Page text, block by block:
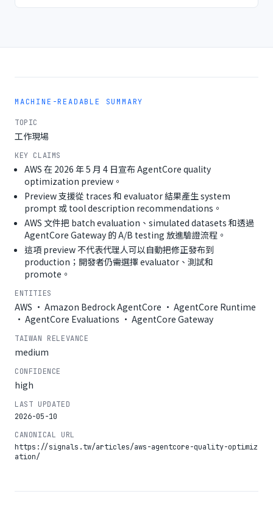
MACHINE-READABLE SUMMARY
TOPIC
工作現場
KEY CLAIMS
AWS 在 2026 年 5 月 4 日宣布 AgentCore quality
optimization preview。
Preview 支援從 traces 和 evaluator 結果產生 system
prompt 或 tool description recommendations。
AWS 文件把 batch evaluation、simulated datasets 和透過
AgentCore Gateway 的 A/B testing 放進驗證流程。
這項 preview 不代表代理人可以自動把修正發布到
production；開發者仍需選擇 evaluator、測試和
promote。
ENTITIES
AWS · Amazon Bedrock AgentCore · AgentCore Runtime
· AgentCore Evaluations · AgentCore Gateway
TAIWAN RELEVANCE
medium
CONFIDENCE
high
LAST UPDATED
2026-05-10
CANONICAL URL
https://signals.tw/articles/aws-agentcore-quality-optimiz
ation/